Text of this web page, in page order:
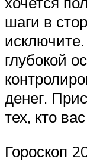
шаги в
глубокой
денег.
тех, кто
Гороскоп